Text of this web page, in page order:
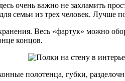
очень важно не захламить
семьи из трех человек. Лучше
Весь «фартук» можно
концов.
полотенца, губки,